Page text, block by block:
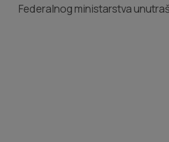
Federalnog ministarstva